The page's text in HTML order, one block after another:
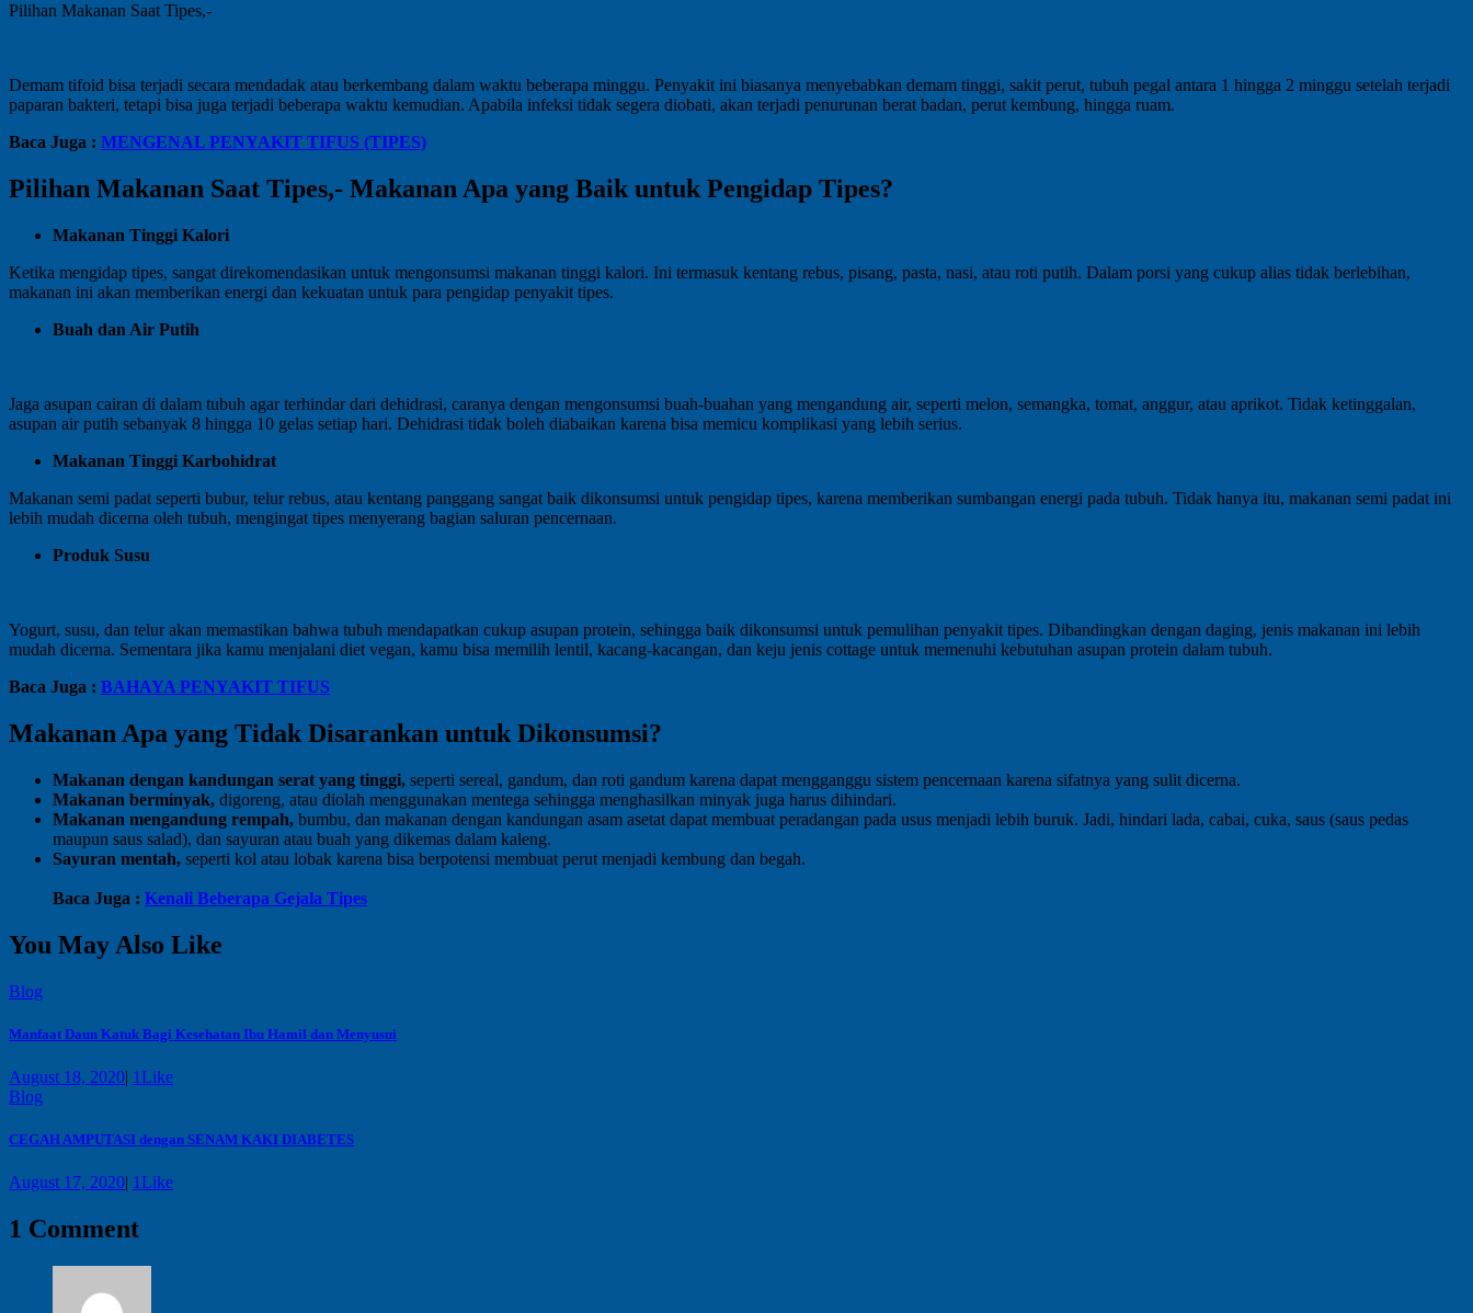
Pilihan Makanan Saat Tipes,-
Demam tifoid bisa terjadi secara mendadak atau berkembang dalam waktu beberapa minggu. Penyakit ini biasanya menyebabkan demam tinggi, sakit perut, tubuh pegal antara 1 hingga 2 minggu setelah terjadi
paparan bakteri, tetapi bisa juga terjadi beberapa waktu kemudian. Apabila infeksi tidak segera diobati, akan terjadi penurunan berat badan, perut kembung, hingga ruam.
Baca Juga : MENGENAL PENYAKIT TIFUS (TIPES)
Pilihan Makanan Saat Tipes,- Makanan Apa yang Baik untuk Pengidap Tipes?
Makanan Tinggi Kalori
Ketika mengidap tipes, sangat direkomendasikan untuk mengonsumsi makanan tinggi kalori. Ini termasuk kentang rebus, pisang, pasta, nasi, atau roti putih. Dalam porsi yang cukup alias tidak berlebihan,
makanan ini akan memberikan energi dan kekuatan untuk para pengidap penyakit tipes.
Buah dan Air Putih
Jaga asupan cairan di dalam tubuh agar terhindar dari dehidrasi, caranya dengan mengonsumsi buah-buahan yang mengandung air, seperti melon, semangka, tomat, anggur, atau aprikot. Tidak ketinggalan,
asupan air putih sebanyak 8 hingga 10 gelas setiap hari. Dehidrasi tidak boleh diabaikan karena bisa memicu komplikasi yang lebih serius.
Makanan Tinggi Karbohidrat
Makanan semi padat seperti bubur, telur rebus, atau kentang panggang sangat baik dikonsumsi untuk pengidap tipes, karena memberikan sumbangan energi pada tubuh. Tidak hanya itu, makanan semi padat ini
lebih mudah dicerna oleh tubuh, mengingat tipes menyerang bagian saluran pencernaan.
Produk Susu
Yogurt, susu, dan telur akan memastikan bahwa tubuh mendapatkan cukup asupan protein, sehingga baik dikonsumsi untuk pemulihan penyakit tipes. Dibandingkan dengan daging, jenis makanan ini lebih
mudah dicerna. Sementara jika kamu menjalani diet vegan, kamu bisa memilih lentil, kacang-kacangan, dan keju jenis cottage untuk memenuhi kebutuhan asupan protein dalam tubuh.
Baca Juga : BAHAYA PENYAKIT TIFUS
Makanan Apa yang Tidak Disarankan untuk Dikonsumsi?
Makanan dengan kandungan serat yang tinggi, seperti sereal, gandum, dan roti gandum karena dapat mengganggu sistem pencernaan karena sifatnya yang sulit dicerna.
Makanan berminyak, digoreng, atau diolah menggunakan mentega sehingga menghasilkan minyak juga harus dihindari.
Makanan mengandung rempah, bumbu, dan makanan dengan kandungan asam asetat dapat membuat peradangan pada usus menjadi lebih buruk. Jadi, hindari lada, cabai, cuka, saus (saus pedas
maupun saus salad), dan sayuran atau buah yang dikemas dalam kaleng.
Sayuran mentah, seperti kol atau lobak karena bisa berpotensi membuat perut menjadi kembung dan begah.
Baca Juga : Kenali Beberapa Gejala Tipes
You May Also Like
Blog
Manfaat Daun Katuk Bagi Kesehatan Ibu Hamil dan Menyusui
August 18, 2020| 1 Like
Blog
CEGAH AMPUTASI dengan SENAM KAKI DIABETES
August 17, 2020| 1 Like
1 Comment